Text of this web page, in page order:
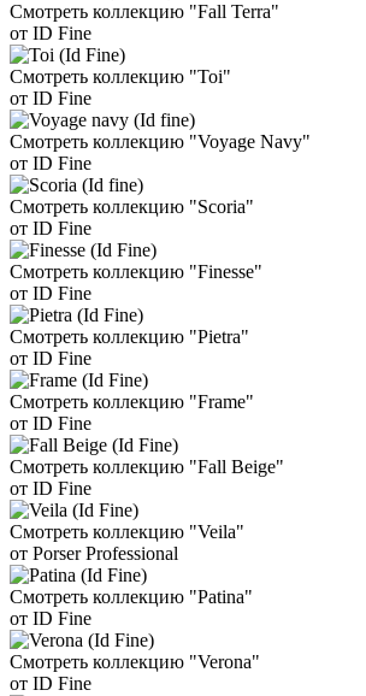
Смотреть коллекцию "Fall Terra"
от ID Fine
Смотреть коллекцию "Toi"
от ID Fine
Смотреть коллекцию "Voyage Navy"
от ID Fine
Смотреть коллекцию "Scoria"
от ID Fine
Смотреть коллекцию "Finesse"
от ID Fine
Смотреть коллекцию "Pietra"
от ID Fine
Смотреть коллекцию "Frame"
от ID Fine
Смотреть коллекцию "Fall Beige"
от ID Fine
Смотреть коллекцию "Veila"
от Porser Professional
Смотреть коллекцию "Patina"
от ID Fine
Смотреть коллекцию "Verona"
от ID Fine